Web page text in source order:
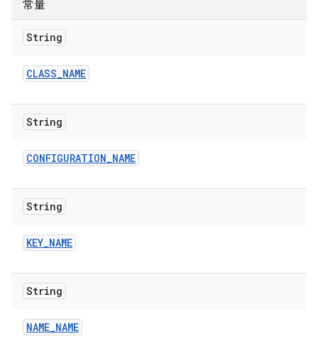
常量
String
CLASS_NAME
String
CONFIGURATION_NAME
String
KEY_NAME
String
NAME_NAME